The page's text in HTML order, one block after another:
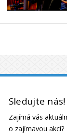
Sledujte nás!
Zajímá vás
o zajímavou akci?